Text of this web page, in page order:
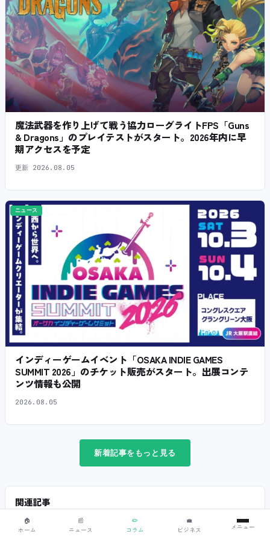
魔法武器を作り上げて戦う協力ローグライトFPS「Guns
& Dragons」のプレイテストがスタート。2026年内に早
期アクセスを予定
更新 2026.08.05
ニュース
インディーゲームイベント「OSAKA INDIE GAMES
SUMMIT 2026」のチケット販売がスタート。出展コンテ
ンツ情報も公開
2026.08.05
新着記事をもっと見る
関連記事
コラム
🏠
ホーム
📰
ニュース
✏️
コラム
💼
ビジネス
メニュー